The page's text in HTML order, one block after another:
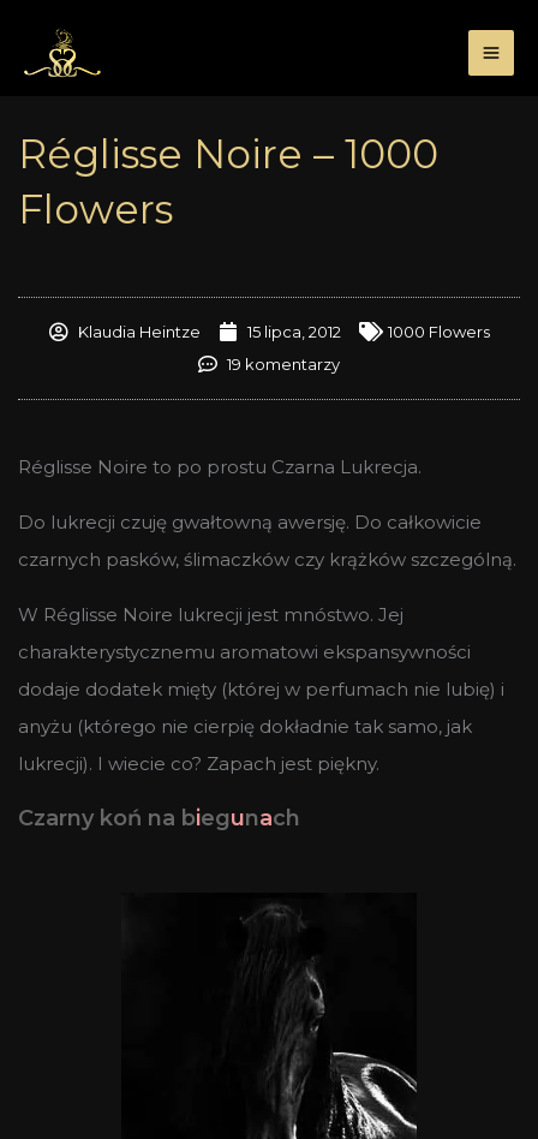
treści
Réglisse Noire – 1000
Flowers
Klaudia Heintze 15 lipca, 2012
1000 Flowers
19 komentarzy
Réglisse Noire to po prostu Czarna Lukrecja.
Do lukrecji czuję gwałtowną awersję. Do całkowicie
czarnych pasków, ślimaczków czy krążków szczególną.
W Réglisse Noire lukrecji jest mnóstwo. Jej
charakterystycznemu aromatowi ekspansywności
dodaje dodatek mięty (której w perfumach nie lubię) i
anyżu (którego nie cierpię dokładnie tak samo, jak
lukrecji). I wiecie co? Zapach jest piękny.
Czarny koń na biegunach